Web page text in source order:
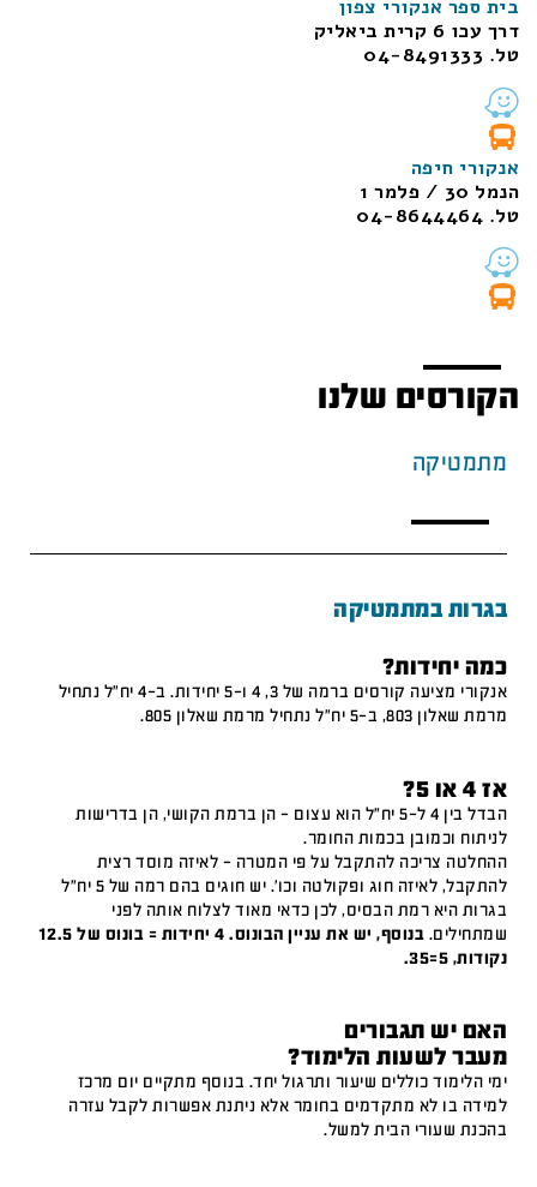
בית ספר אנקורי צפון
דרך עכו 6 קרית ביאליק
טל. 04-8491333
אנקורי חיפה
הנמל 30 / פלמר 1
טל. 04-8644464
הקורסים שלנו
מתמטיקה
בגרות במתמטיקה
כמה יחידות?
אנקורי מציעה קורסים ברמה של 3, 4 ו-5 יחידות. ב-4 יח"ל נתחיל
מרמת שאלון 803, ב-5 יח"ל נתחיל מרמת שאלון 805.
אז 4 או 5?
הבדל בין 4 ל-5 יח"ל הוא עצום – הן ברמת הקושי, הן בדרישות
לניתוח וכמובן בכמות החומר.
ההחלטה צריכה להתקבל על פי המטרה – לאיזה מוסד רצית
להתקבל, לאיזה חוג ופקולטה וכו'. יש חוגים בהם רמה של 5 יח"ל
בגרות היא רמת הבסיס, לכן כדאי מאוד לצלוח אותה לפני
שמתחילים.
בנוסף, יש את עניין הבונוס. 4 יחידות = בונוס של 12.5
נקודות, 5=35.
האם יש תגבורים
מעבר לשעות הלימוד?
ימי הלימוד כוללים שיעור ותרגול יחד. בנוסף מתקיים יום מרכז
למידה בו לא מתקדמים בחומר אלא ניתנת אפשרות לקבל עזרה
בהכנת שעורי הבית למשל.